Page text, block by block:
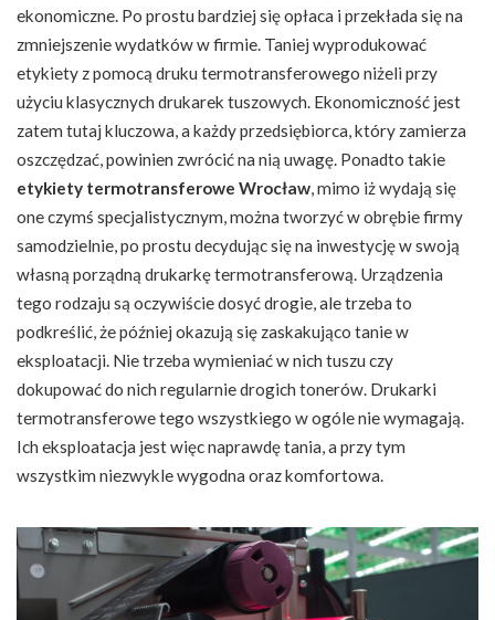
ekonomiczne. Po prostu bardziej się opłaca i przekłada się na
zmniejszenie wydatków w firmie. Taniej wyprodukować
etykiety z pomocą druku termotransferowego niżeli przy
użyciu klasycznych drukarek tuszowych. Ekonomiczność jest
zatem tutaj kluczowa, a każdy przedsiębiorca, który zamierza
oszczędzać, powinien zwrócić na nią uwagę. Ponadto takie
etykiety termotransferowe Wrocław, mimo iż wydają się
one czymś specjalistycznym, można tworzyć w obrębie firmy
samodzielnie, po prostu decydując się na inwestycję w swoją
własną porządną drukarkę termotransferową. Urządzenia
tego rodzaju są oczywiście dosyć drogie, ale trzeba to
podkreślić, że później okazują się zaskakująco tanie w
eksploatacji. Nie trzeba wymieniać w nich tuszu czy
dokupować do nich regularnie drogich tonerów. Drukarki
termotransferowe tego wszystkiego w ogóle nie wymagają.
Ich eksploatacja jest więc naprawdę tania, a przy tym
wszystkim niezwykle wygodna oraz komfortowa.